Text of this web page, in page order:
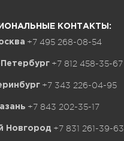
КОНТАКТЫ:
+7 495 268-08-54
+7 812 458-35-67
+7 343 226-04-95
+7 843 202-35-17
Новгород +7 831 261-39-63